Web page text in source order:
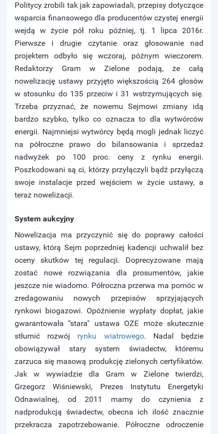
Politycy zrobili tak jak zapowiadali, przepisy dotyczące
wsparcia finansowego dla producentów czystej energii
wejdą w życie pół roku później, tj. 1 lipca 2016r.
Pierwsze i drugie czytanie oraz głosowanie nad
projektem odbyło się wczoraj, późnym wieczorem.
Redaktorzy Gram w Zielone podają, że całą
nowelizację ustawy przyjęto większością 264 głosów
w stosunku do 135 przeciw i 31 wstrzymujących się.
Trzeba przyznać, że nowemu Sejmowi zmiany idą
bardzo szybko, tylko co oznacza to dla wytwórców
energii. Najmniejsi wytwórcy będą mogli jednak liczyć
na półroczne prawo do bilansowania i sprzedaż
nadwyżek po 100 proc. ceny z rynku energii.
Poszkodowani są ci, którzy przyłączyli bądź przyłączą
swoje instalacje przed wejściem w życie ustawy, a
teraz nowelizacji.
System aukcyjny
Nowelizacja ma przyczynić się do poprawy całości
ustawy, którą Sejm poprzedniej kadencji uchwalił bez
oceny skutków tej regulacji. Doprecyzowane mają
zostać nowe rozwiązania dla prosumentów, jakie
jeszcze nie wiadomo. Półroczna przerwa ma pomóc w
zredagowaniu nowych przepisów sprzyjających
rynkowi biogazowi. Opóźnienie wypłaty dopłat, jakie
gwarantowała "stara" ustawa OZE może skutecznie
stłumić rozwój rynku wiatrowego. Nadal będzie
obowiązywał stary system świadectw, któremu
zarzuca się masową produkcję zielonych certyfikatów.
Jak w wywiadzie dla Gram w Zielone twierdzi,
Grzegorz Wiśniewski, Prezes Instytutu Energetyki
Odnawialnej, od 2011 mamy do czynienia z
nadprodukcją świadectw, obecna ich ilość znacznie
przekracza zapotrzebowanie. Półroczne odroczenie